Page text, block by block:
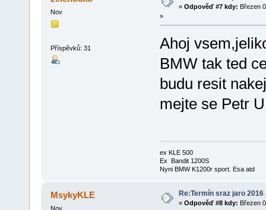
Nov
Příspěvků: 31
« Odpověď #7 kdy: Březen
»
Ahoj
BMW tak ted
budu resit
mejte se Petr
ex KLE 500
Ex Bandit 1200S
Nyni BMW K1200r sport. Esa atd
MsykyKLE
Nov
Re:Termín sraz jaro
« Odpověď #8 kdy: Březen